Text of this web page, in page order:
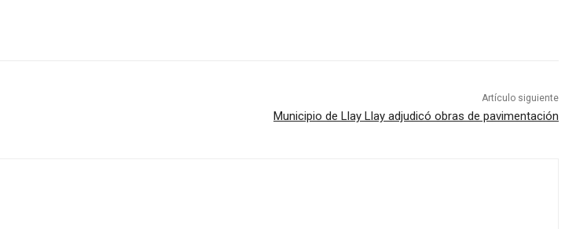
Artículo siguiente
Municipio de Llay Llay adjudicó obras de pavimentación